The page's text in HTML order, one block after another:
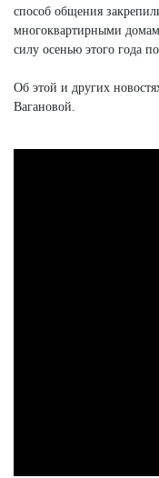
способ общения
многоквартирными
силу осенью этого года по
Об этой и других
Вагановой.